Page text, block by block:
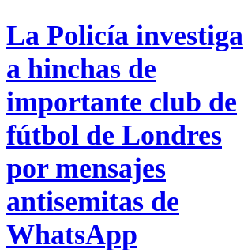
La Policía investiga
a hinchas de
importante club de
fútbol de Londres
por mensajes
antisemitas de
WhatsApp